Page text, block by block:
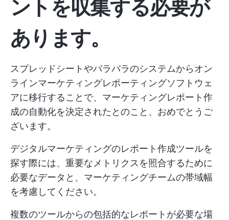
ントを収集する必要が
あります。
スプレッドシートやバラバラのシステムからオン
ラインマーケティングレポーティングソフトウェ
アに移行することで、マーケティングレポート作
成の自動化を決定されたとのこと、おめでとうご
ざいます。
デジタルマーケティングのレポート作成ツールを
探す際には、重要なメトリクスを照合するために
必要なデータと、マーケティングチームの帯域幅
を考慮してください。
複数のツールからの包括的なレポートが必要な場